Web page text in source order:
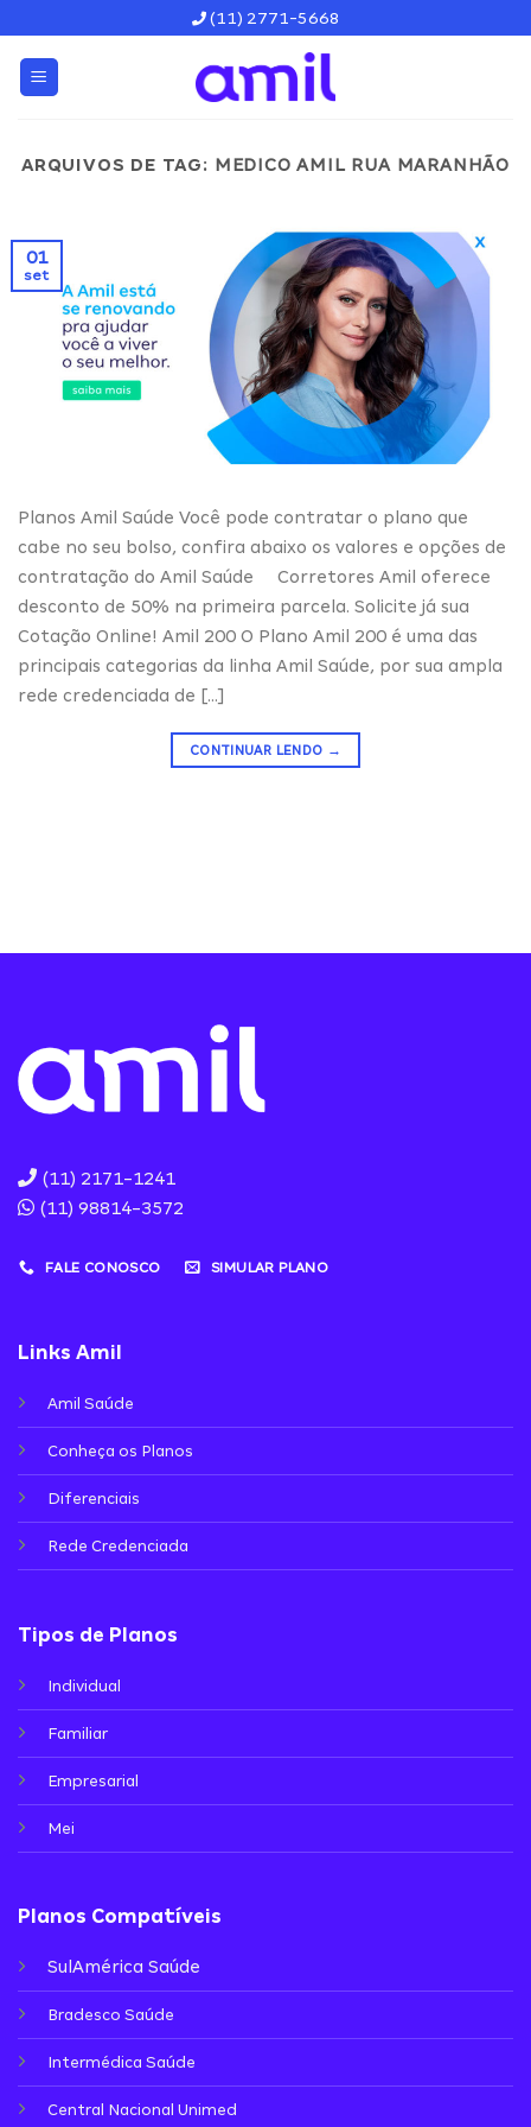
content
(11) 2771-5668
ARQUIVOS DE TAG: MEDICO AMIL RUA MARANHÃO
01
set
Planos Amil Saúde Você pode contratar o plano que
cabe no seu bolso, confira abaixo os valores e opções de
contratação do Amil Saúde Corretores Amil oferece
desconto de 50% na primeira parcela. Solicite já sua
Cotação Online! Amil 200 O Plano Amil 200 é uma das
principais categorias da linha Amil Saúde, por sua ampla
rede credenciada de […]
CONTINUAR LENDO →
(11) 2171-1241
(11) 98814-3572
FALE CONOSCO SIMULAR PLANO
Links Amil
Amil Saúde
Conheça os Planos
Diferenciais
Rede Credenciada
Tipos de Planos
Individual
Familiar
Empresarial
Mei
Planos Compatíveis
SulAmérica Saúde
Bradesco Saúde
Intermédica Saúde
Central Nacional Unimed